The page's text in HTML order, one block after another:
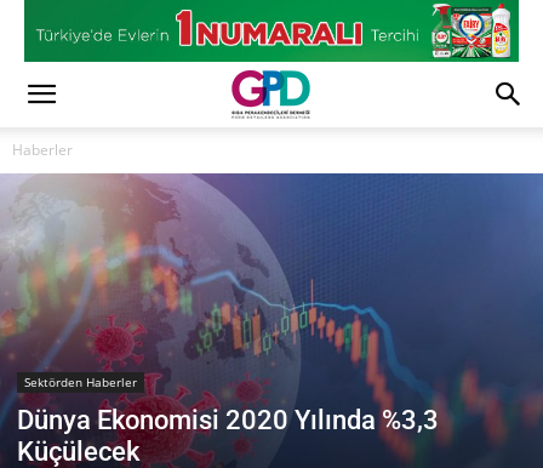
Haberler
Sektörden Haberler
Dünya Ekonomisi 2020 Yılında %3,3
Küçülecek